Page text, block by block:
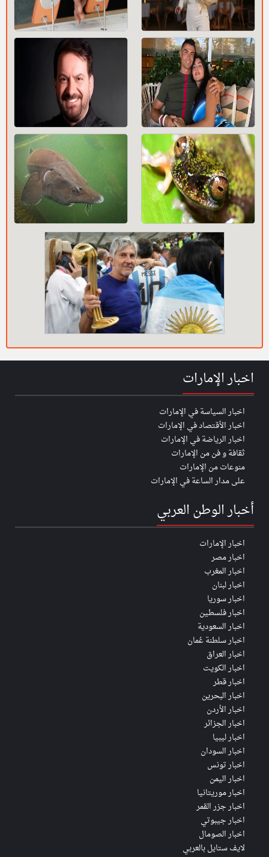
اخبار الإمارات
اخبار السياسة في الإمارات
اخبار الأقتصاد في الإمارات
اخبار الرياضة في الإمارات
ثقافة و فن من الإمارات
منوعات من الإمارات
على مدار الساعة في الإمارات
أخبار الوطن العربي
اخبار الإمارات
اخبار مصر
اخبار المغرب
اخبار لبنان
اخبار سوريا
اخبار فلسطين
اخبار السعودية
اخبار سلطنة عُمان
اخبار العراق
اخبار الكويت
اخبار قطر
اخبار البحرين
اخبار الأردن
اخبار الجزائر
اخبار ليبيا
اخبار السودان
اخبار تونس
اخبار اليمن
اخبار موريتانيا
اخبار جزر القمر
اخبار جيبوتي
اخبار الصومال
لايف ستايل بالعربي